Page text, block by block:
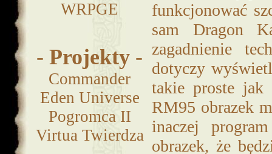
WRPGE
-Projekty -
Commander
Eden Universe
Pogromca II
Virtua Twierdza
funkcjonować
sam Dragon
zagadnienie
dotyczy
takie proste jak
RM95 obrazek
inaczej
obrazek, że